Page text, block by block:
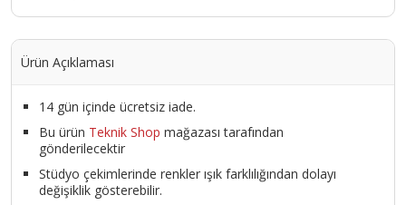
Ürün Açıklaması
14 gün içinde ücretsiz iade.
Bu ürün Teknik Shop mağazası tarafından
gönderilecektir
Stüdyo çekimlerinde renkler ışık farklılığından dolayı
değişiklik gösterebilir.